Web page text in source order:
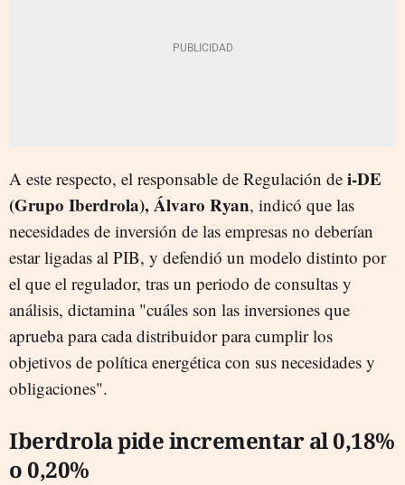
A este respecto, el responsable de Regulación de i-DE
(Grupo Iberdrola), Álvaro Ryan, indicó que las
necesidades de inversión de las empresas no deberían
estar ligadas al PIB, y defendió un modelo distinto por
el que el regulador, tras un periodo de consultas y
análisis, dictamina "cuáles son las inversiones que
aprueba para cada distribuidor para cumplir los
objetivos de política energética con sus necesidades y
obligaciones".
Iberdrola pide incrementar al 0,18%
o 0,20%